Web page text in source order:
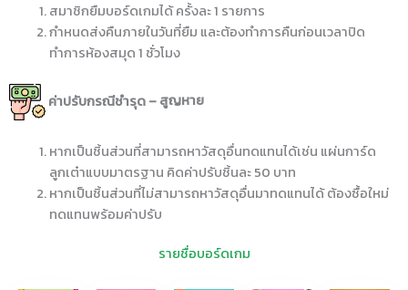
สมาชิกยืมบอร์ดเกมได้ ครั้งละ 1 รายการ
กำหนดส่งคืนภายในวันที่ยืม และต้องทำการคืนก่อนเวลาปิด
ทำการห้องสมุด 1 ชั่วโมง
ค่าปรับกรณีชำรุด–สูญหาย
หากเป็นชิ้นส่วนที่สามารถหาวัสดุอื่นทดแทนได้เช่น แผ่นการ์ด
ลูกเต๋าแบบมาตรฐาน คิดค่าปรับชิ้นละ 50 บาท
หากเป็นชิ้นส่วนที่ไม่สามารถหาวัสดุอื่นมาทดแทนได้ ต้องซื้อใหม่
ทดแทนพร้อมค่าปรับ
รายชื่อบอร์ดเกม